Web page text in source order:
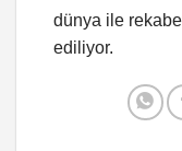
dünya ile
ediliyor.